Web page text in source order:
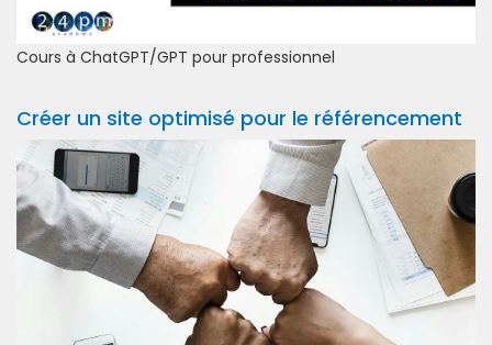
Cours à ChatGPT/GPT pour professionnel
Créer un site optimisé pour le référencement